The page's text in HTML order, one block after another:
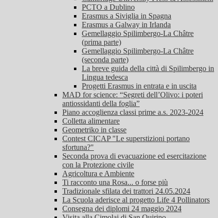
PCTO a Dublino
Erasmus a Siviglia in Spagna
Erasmus a Galway in Irlanda
Gemellaggio Spilimbergo-La Châtre
(prima parte)
Gemellaggio Spilimbergo-La Châtre
(seconda parte)
La breve guida della città di Spilimbergo in
Lingua tedesca
Progetti Erasmus in entrata e in uscita
MAD for science: “Segreti dell’Olivo: i poteri
antiossidanti della foglia”
Piano accoglienza classi prime a.s. 2023-2024
Colletta alimentare
Geometriko in classe
Contest CICAP "Le superstizioni portano
sfortuna?"
Seconda prova di evacuazione ed esercitazione
con la Protezione civile
Agricoltura e Ambiente
Ti racconto una Rosa... o forse più
Tradizionale sfilata dei trattori 24.05.2024
La Scuola aderisce al progetto Life 4 Pollinators
Consegna dei diplomi 24 maggio 2024